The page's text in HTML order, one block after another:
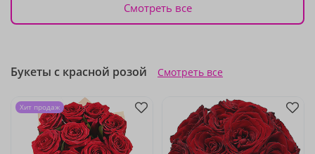
Смотреть все
Букеты с красной розой Смотреть все
Хит продаж